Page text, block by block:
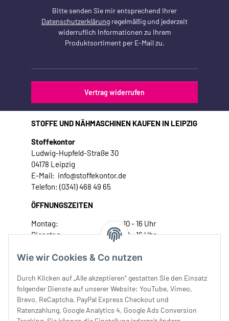
Wie wir Cookies & Co nutzen
Durch Klicken auf „Alle akzeptieren“ gestatten Sie den Einsatz
folgender Dienste auf unserer Website: YouTube, Vimeo,
Brevo, ReCaptcha, PayPal Express Checkout und
Ratenzahlung, Google Analytics 4, Google Ads Conversion
Bitte senden Sie mir entsprechend Ihrer
Datenschutzerklärung regelmäßig und jederzeit
widerruflich Informationen zu Ihrem
Produktsortiment per E-Mail zu.
Vertrag widerrufen
STOFFE UND NÄHMASCHINEN KAUFEN IN LEIPZIG
Stoffekontor
Ludwig-Hupfeld-Straße 30
04178 Leipzig
E-Mail: info@stoffekontor.de
Telefon: (0341) 468 49 65
ÖFFNUNGSZEITEN
Montag:
10 - 16 Uhr
Dienstag:
10 - 16 Uhr
Donnerstag:
10 - 18 Uhr
Samstag:
10 - 14 Uhr
Unser Service